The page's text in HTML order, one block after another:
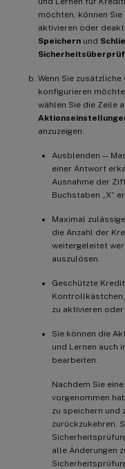
möchten, können
aktivieren oder
Speichern und
Wenn Sie
konfigurieren
wählen Sie die Zeile
anzuzeigen:
Ausblenden —
einer Antwort
Ausnahme der
Buchstaben „X“
Maximal
die Anzahl der
weitergeleitet
auszulösen.
Geschützte
zu aktivieren oder
Sie können die
und Lernen auch
bearbeiten.
Nachdem Sie
vorgenommen
zu speichern und
zurückzukehren.
alle Änderungen